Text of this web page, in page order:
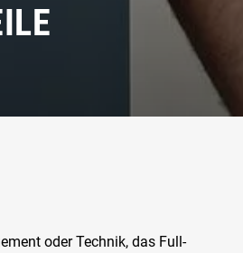
oder Technik, das Full-